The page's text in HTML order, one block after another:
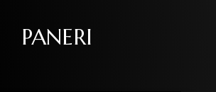
PANERI